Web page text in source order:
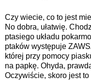
Czy wiecie, co to jest
No dobra, ułatwię.
ptasiego układu
ptaków występuje
której przy pomocy
na papkę. Ohyda,
Oczywiście, skoro jest